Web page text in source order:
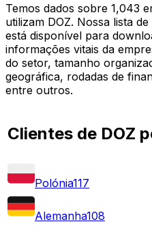
Temos dados sobre 1,043
utilizam DOZ. Nossa lista
está disponível para
informações vitais da
do setor, tamanho
geográfica, rodadas de
entre outros.
Clientes de DOZ
Polónia117
Alemanha108